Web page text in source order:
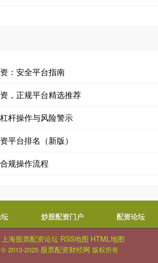
：安全平台指南
，正规平台精选推荐
杆操作与风险警示
平台排名（新版）
规操作流程
炒股配资门户 配资论坛
上海股票配资论坛 RSS地图 HTML地图
© 2013-2025 股票配资财经网 版权所有